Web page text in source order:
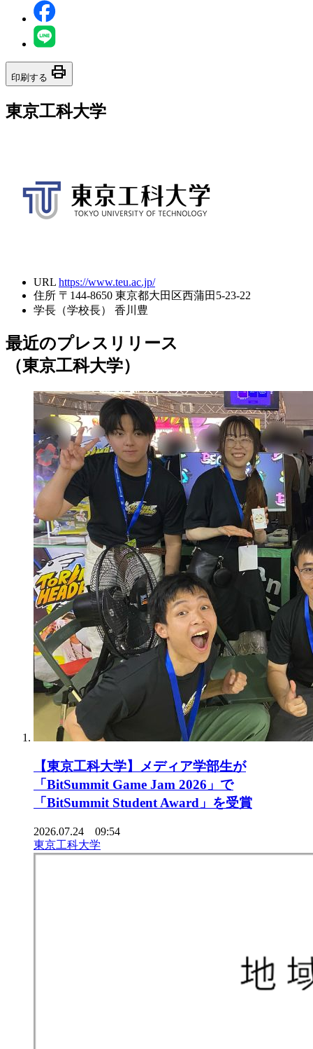
印刷する print
東京工科大学
URL https://www.teu.ac.jp/
住所 〒144-8650 東京都大田区西蒲田5-23-22
学長（学校長）
香川豊
最近のプレスリリース
（東京工科大学）
【東京工科大学】メディア学部生が
「BitSummit Game Jam 2026」で
「BitSummit Student Award」を受賞
2026.07.24 09:54
東京工科大学